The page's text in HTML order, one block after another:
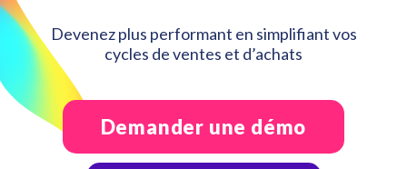
CONTACTEZ-NOUS
0800 00 19 44
Devenez plus performant en simplifiant vos
cycles de ventes et d’achats
Demander une démo